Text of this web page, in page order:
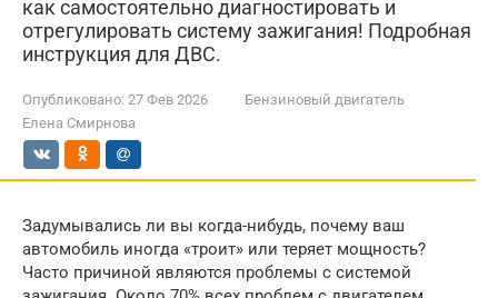
как самостоятельно диагностировать и
отрегулировать систему зажигания! Подробная
инструкция для ДВС.
Опубликовано: 27 Фев 2026
Бензиновый двигатель
Елена Смирнова
Задумывались ли вы когда-нибудь, почему ваш
автомобиль иногда «троит» или теряет мощность?
Часто причиной являются проблемы с системой